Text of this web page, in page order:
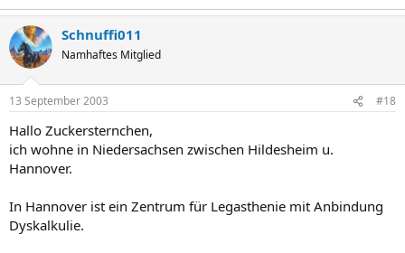
Schnuffi011
Namhaftes Mitglied
13 September 2003 #18
Hallo Zuckersternchen,
ich wohne in Niedersachsen zwischen Hildesheim u.
Hannover.
In Hannover ist ein Zentrum für Legasthenie mit Anbindung
Dyskalkulie.